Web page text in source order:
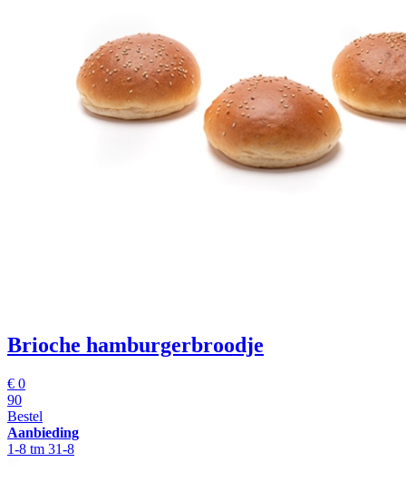
Brioche hamburgerbroodje
€ 0
90
Bestel
Aanbieding
1-8 tm 31-8